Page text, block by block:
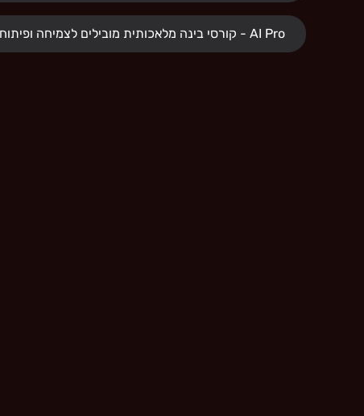
AI Pro - קורסי בינה מלאכותית מובילים לצמיחה ופיתוח מיומנויות